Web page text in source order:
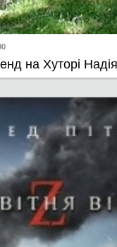
на Хуторі Надія»